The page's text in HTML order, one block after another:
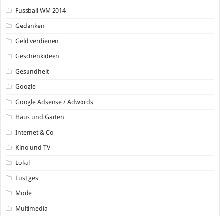
Fussball WM 2014
Gedanken
Geld verdienen
Geschenkideen
Gesundheit
Google
Google Adsense / Adwords
Haus und Garten
Internet & Co
Kino und TV
Lokal
Lustiges
Mode
Multimedia